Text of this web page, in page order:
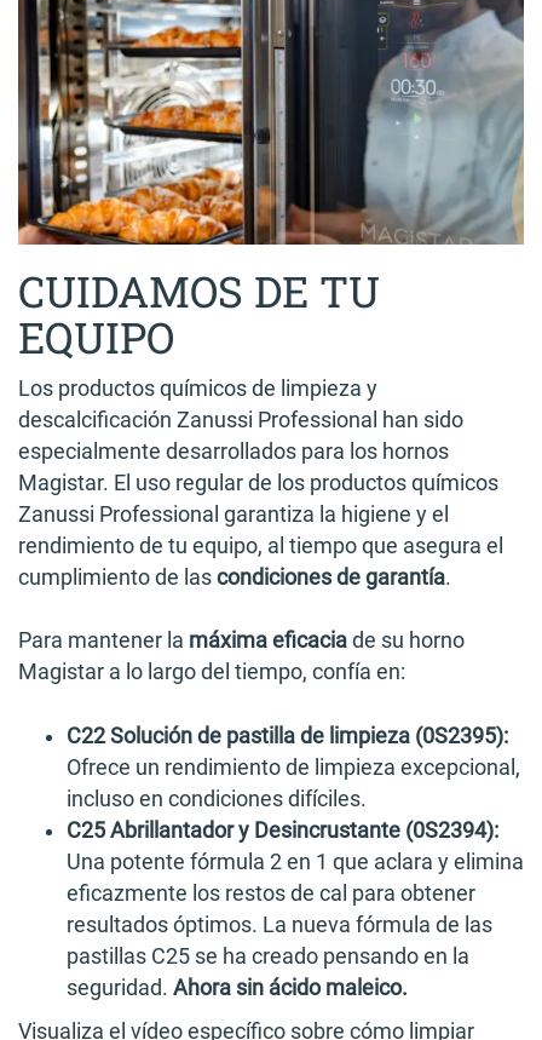
CUIDAMOS DE TU
EQUIPO
Los productos químicos de limpieza y
descalcificación Zanussi Professional han sido
especialmente desarrollados para los hornos
Magistar. El uso regular de los productos químicos
Zanussi Professional garantiza la higiene y el
rendimiento de tu equipo, al tiempo que asegura el
cumplimiento de las condiciones de garantía.
Para mantener la máxima eficacia de su horno
Magistar a lo largo del tiempo, confía en:
C22 Solución de pastilla de limpieza (0S2395):
Ofrece un rendimiento de limpieza excepcional,
incluso en condiciones difíciles.
C25 Abrillantador y Desincrustante (0S2394):
Una potente fórmula 2 en 1 que aclara y elimina
eficazmente los restos de cal para obtener
resultados óptimos. La nueva fórmula de las
pastillas C25 se ha creado pensando en la
seguridad. Ahora sin ácido maleico.
Visualiza el vídeo específico sobre cómo limpiar